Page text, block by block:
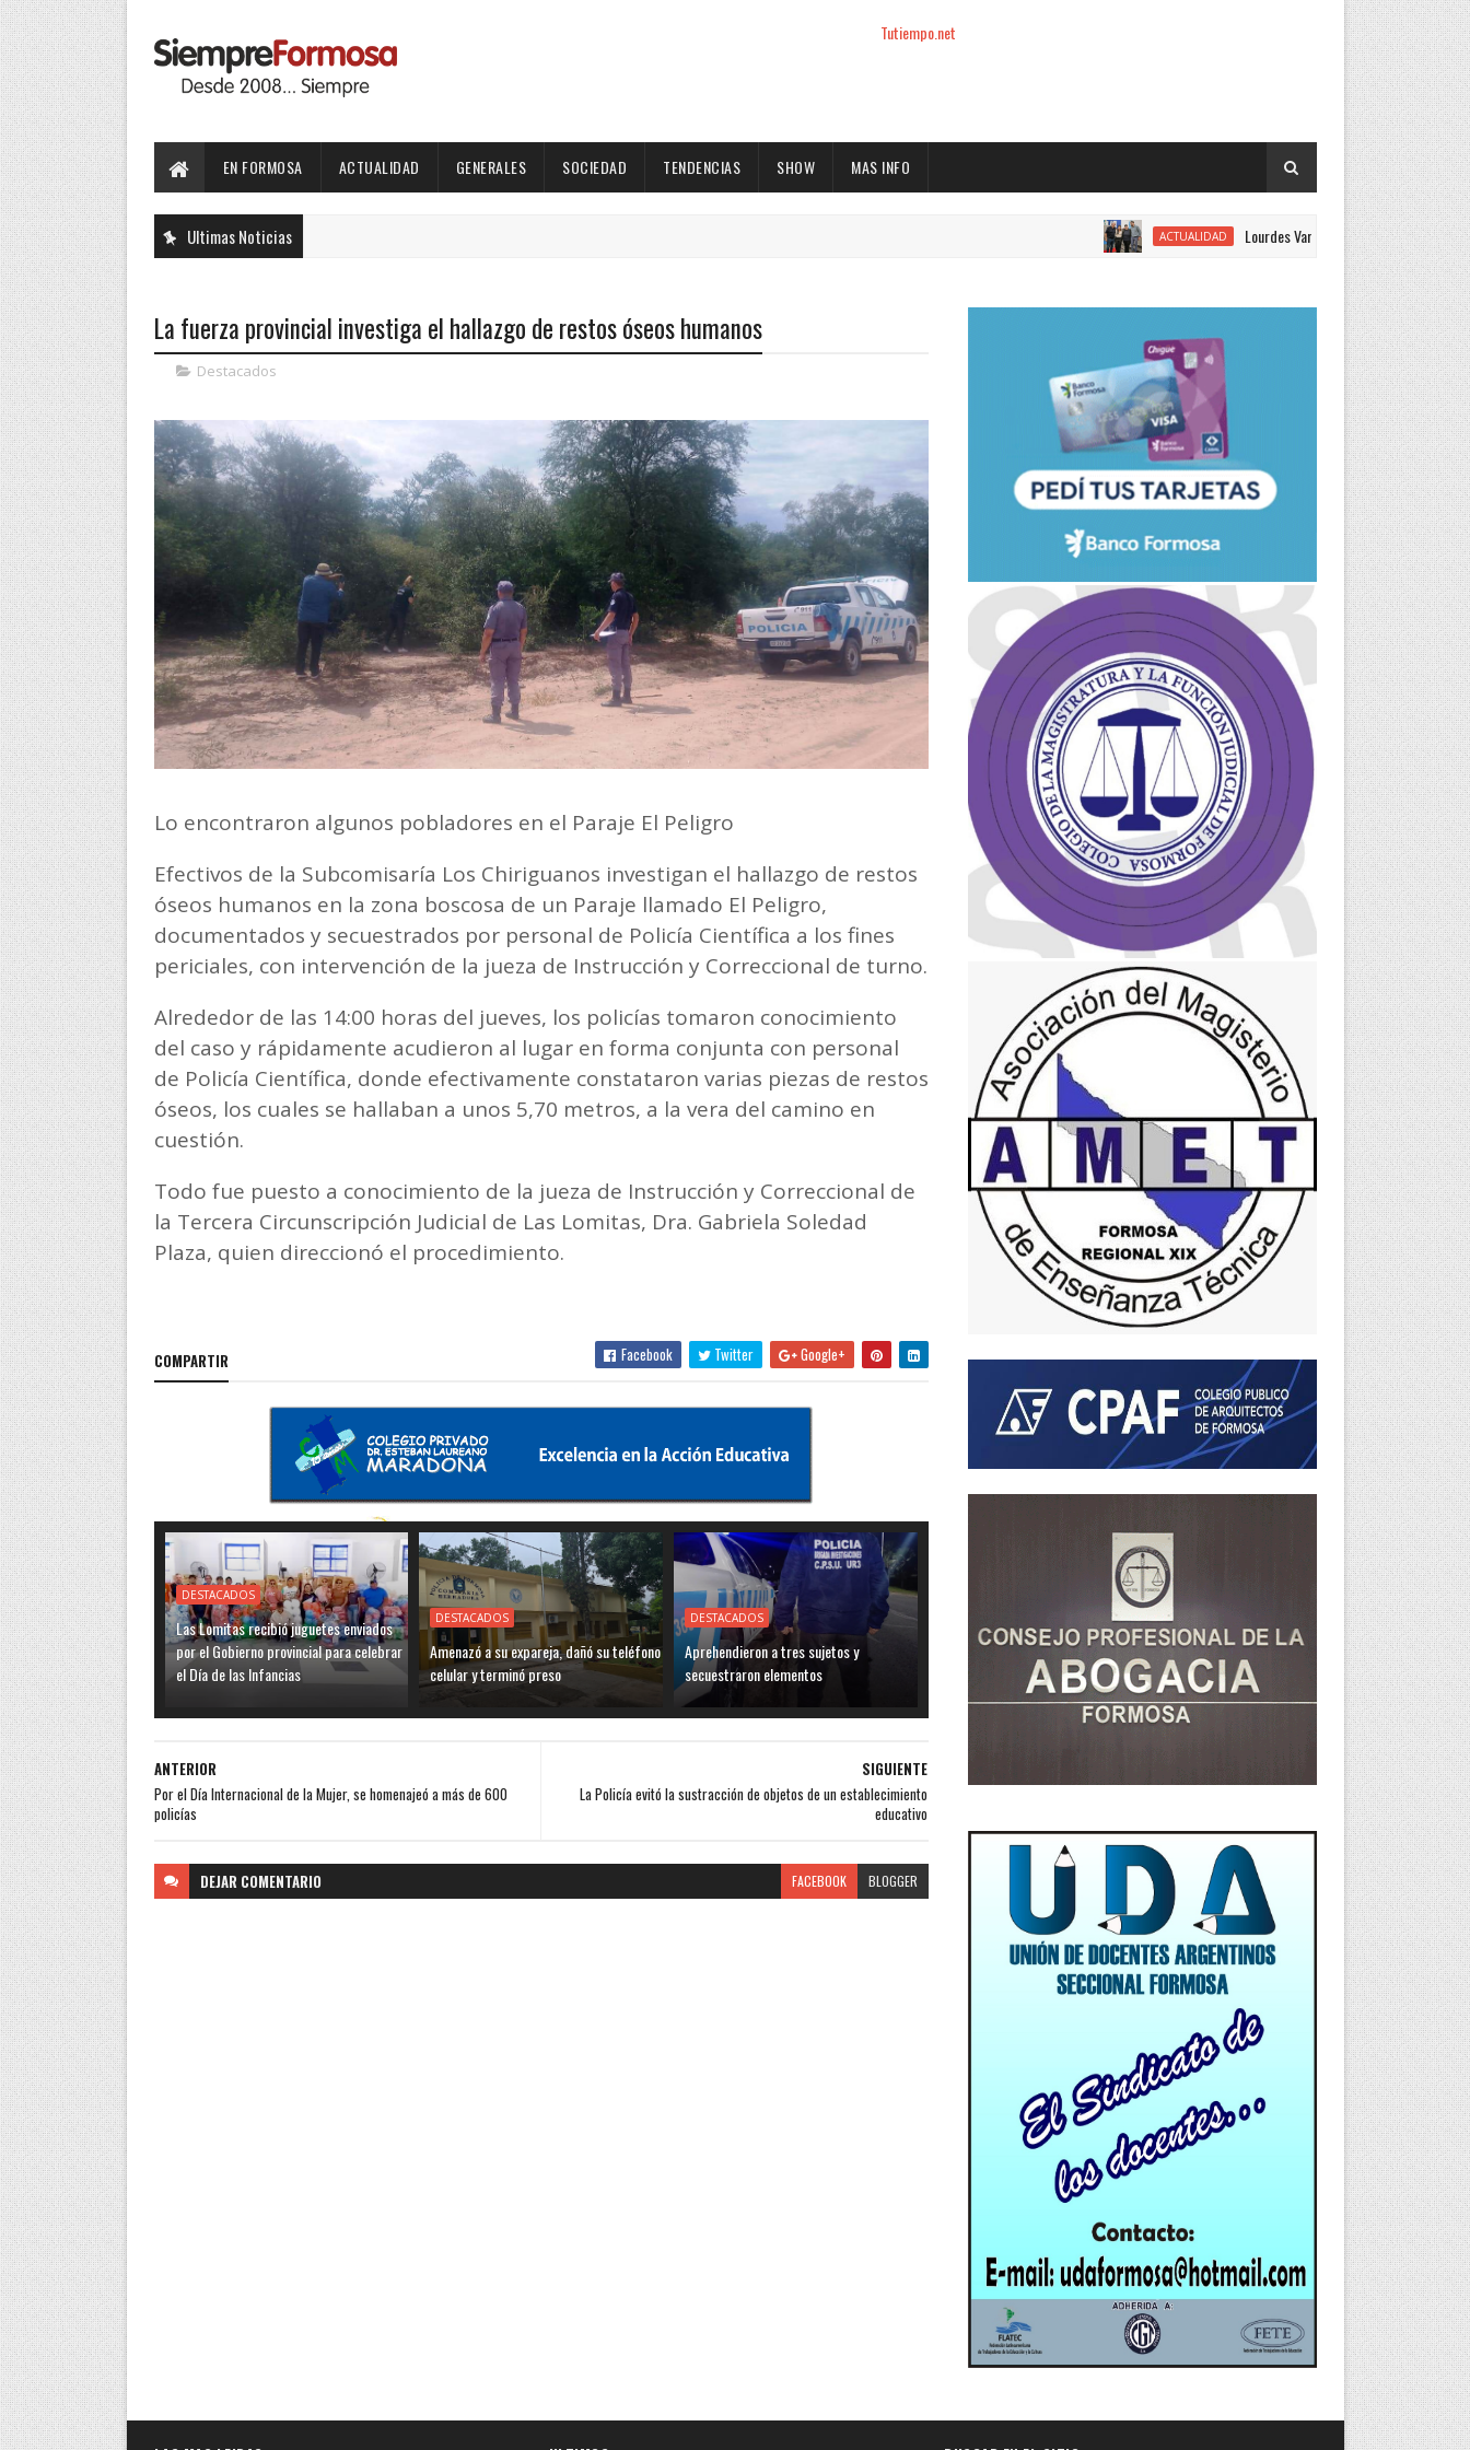
Tutiempo.net
EN FORMOSA ACTUALIDAD GENERALES SOCIEDAD TENDENCIAS SHOW MAS INFO
Ultimas Noticias ACTUALIDAD Lourdes Vargas juró como concejal por el
La fuerza provincial investiga el hallazgo de restos óseos humanos
Destacados
Lo encontraron algunos pobladores en el Paraje El Peligro
Efectivos de la Subcomisaría Los Chiriguanos investigan el hallazgo de restos
óseos humanos en la zona boscosa de un Paraje llamado El Peligro,
documentados y secuestrados por personal de Policía Científica a los fines
periciales, con intervención de la jueza de Instrucción y Correccional de turno.
Alrededor de las 14:00 horas del jueves, los policías tomaron conocimiento
del caso y rápidamente acudieron al lugar en forma conjunta con personal
de Policía Científica, donde efectivamente constataron varias piezas de restos
óseos, los cuales se hallaban a unos 5,70 metros, a la vera del camino en
cuestión.
Todo fue puesto a conocimiento de la jueza de Instrucción y Correccional de
la Tercera Circunscripción Judicial de Las Lomitas, Dra. Gabriela Soledad
Plaza, quien direccionó el procedimiento.
COMPARTIR Facebook Twitter Google+
DESTACADOS
Las Lomitas recibió juguetes enviados
por el Gobierno provincial para celebrar
el Día de las Infancias
DESTACADOS
Amenazó a su expareja, dañó su teléfono
celular y terminó preso
DESTACADOS
Aprehendieron a tres sujetos y
secuestraron elementos
SIGUIENTE
La Policía evitó la sustracción de objetos de un establecimiento
educativo
ANTERIOR
Por el Día Internacional de la Mujer, se homenajeó a más de 600
policías
DEJAR COMENTARIO FACEBOOK BLOGGER